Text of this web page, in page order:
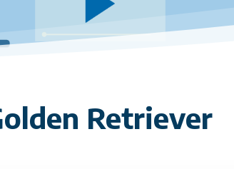
Retriever